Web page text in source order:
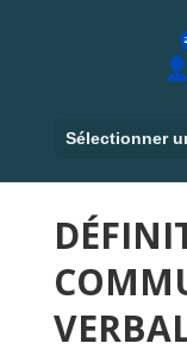
Sélectionner